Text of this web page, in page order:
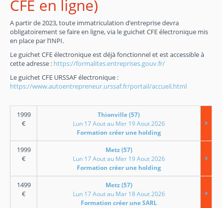
CFE en ligne)
A partir de 2023, toute immatriculation d’entreprise devra
obligatoirement se faire en ligne, via le guichet CFE électronique mis
en place par l’INPI.
Le guichet CFE électronique est déjà fonctionnel et est accessible à
cette adresse : https://formalites.entreprises.gouv.fr/
Le guichet CFE URSSAF électronique :
https://www.autoentrepreneur.urssaf.fr/portail/accueil.html
1999
€
Thionville (57)
Lun 17 Aout au Mer 19 Aout 2026
Formation créer une holding
1999
€
Metz (57)
Lun 17 Aout au Mer 19 Aout 2026
Formation créer une holding
1499
€
Metz (57)
Lun 17 Aout au Mar 18 Aout 2026
Formation créer une SARL